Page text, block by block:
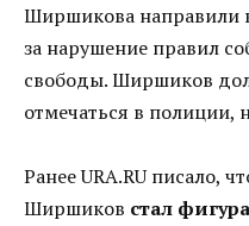
Ширшикова направили
за нарушение правил
свободы. Ширшиков
отмечаться в полиции,
Ранее URA.RU писало,
Ширшиков стал